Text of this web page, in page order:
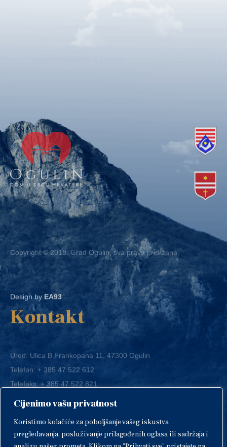
Cijenimo vašu privatnost
Koristimo kolačiće za poboljšanje vašeg iskustva
pregledavanja, posluživanje prilagođenih oglasa ili sadržaja i
Copyright © 2018. Grad Ogulin, sva prava pridržana.
Design by EA93
Kontakt
Telefon:+ 385 47 522 612
Telefaks:+ 385 47 522 821
E-mail:grad-ogulin@ogulin.hr
IBAN: HR1424020061829700009